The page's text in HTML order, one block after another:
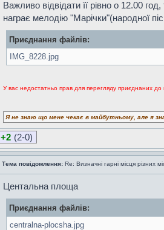
Важливо відвідати її рівно о 12.00
награє мелодію "Марічки"(народної
Приєднання файлів:
IMG_8228.jpg
У вас недостатньо прав для перегляду приєднаних до
Я не знаю що мене чекає в майбутньому, але я
+2 (2-0)
Тема повідомлення: Re: Визначні гарні місця різних
Центальна площа
Приєднання файлів:
centralna-plocsha.jpg